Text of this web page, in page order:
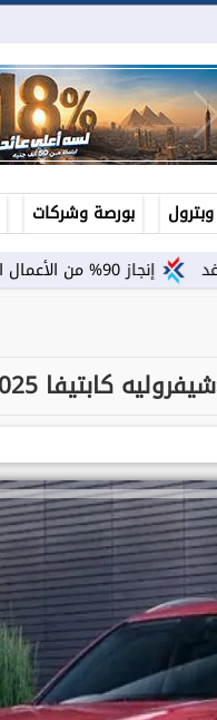
بورصة وشركات
كابتيفا 2025»